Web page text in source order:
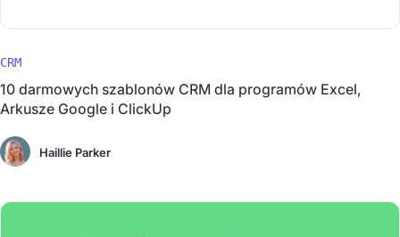
CRM
10 darmowych szablonów CRM dla programów Excel,
Arkusze Google i ClickUp
Haillie Parker